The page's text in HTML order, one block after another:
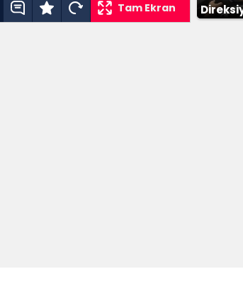
Tam Ekran